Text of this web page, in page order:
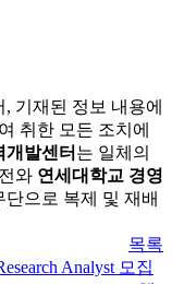
기재된 정보 내용에
취한 모든 조치에
개발센터 는 일체의
와 연세대학교 경영
단으로 복제 및 재배
목록
Analyst 모집